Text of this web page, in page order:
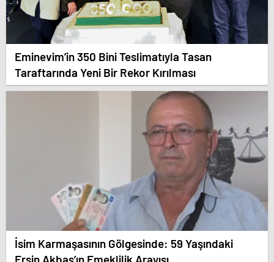
Eminevim’in 350 Bini Teslimatıyla Tasan
Taraftarında Yeni Bir Rekor Kırılması
İsim Karmaşasının Gölgesinde: 59 Yaşındaki
Ersin Akbaş’ın Emeklilik Arayışı